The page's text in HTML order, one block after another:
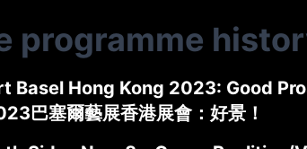
programme
Basel Hong Kong 2023: Good
巴塞爾藝展香港展會：好景！